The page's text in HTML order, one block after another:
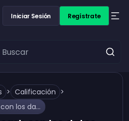
Iniciar Sesión Regístrate
> Calificación >
¿Qué hace Freecash con los datos recopilados de las encuestas?